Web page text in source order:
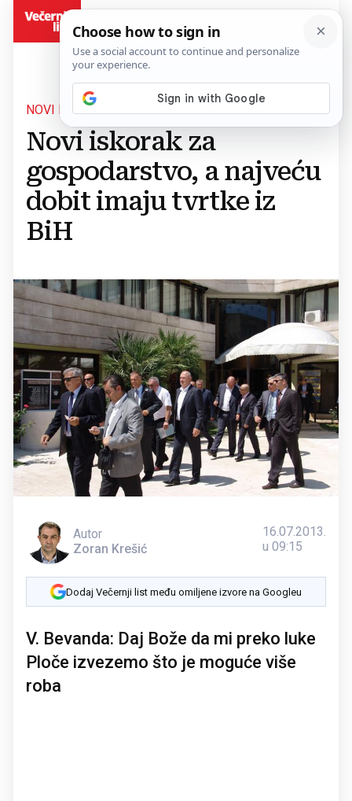
NOVI PROJEKTI
Novi iskorak za
gospodarstvo, a najveću
dobit imaju tvrtke iz
BiH
Autor
Zoran Krešić
16.07.2013.
u 09:15
Dodaj Večernji list među omiljene izvore na Googleu
V. Bevanda: Daj Bože da mi preko luke
Ploče izvezemo što je moguće više
roba